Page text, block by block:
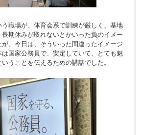
う職場が、体育会系で訓練が厳しく、基地
期休みが取れないとかいった負のイメー
、今日は、そういった間違ったイメージ
国家公務員で、安定していて、とても魅
うことを伝えるための講話でした。